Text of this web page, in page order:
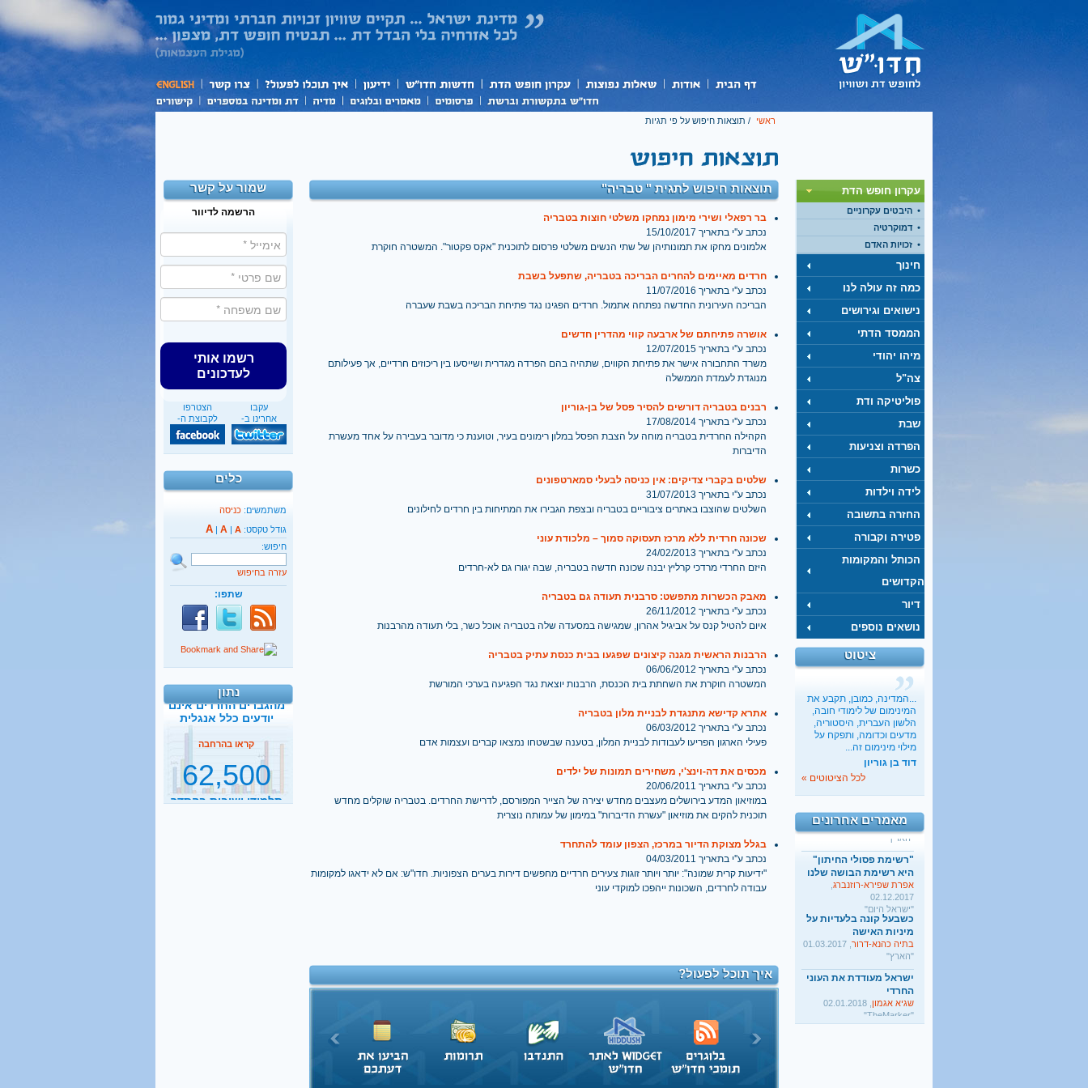
ראשי / תוצאות חיפוש על פי תגיות
שמור על קשר
הרשמה לדיוור
רשמו אותי
לעדכונים
הצטרפו
לקבוצת ה-
עקבו
אחרינו ב-
כלים
משתמשים: כניסה
גודל טקסט:
A | A | A
חיפוש:
עזרה בחיפוש
שתפו:
נתון
40%
מהגברים החרדים אינם
יודעים כלל אנגלית
קראו בהרחבה
62,500
תלמידי ישיבות בהסדר
דחיית השירות
קראו בהרחבה
עקרון חופש הדת
היבטים עקרוניים
דמוקרטיה
זכויות האדם
חינוך
כמה זה עולה לנו
נישואים וגירושים
הממסד הדתי
מיהו יהודי
צה"ל
פוליטיקה ודת
שבת
הפרדה וצניעות
כשרות
לידה וילדות
החזרה בתשובה
פטירה וקבורה
הכותל והמקומות
הקדושים
דיור
נושאים נוספים
ציטוט
...המדינה, כמובן, תקבע את
המינימום של לימודי חובה,
הלשון העברית, היסטוריה,
מדעים וכדומה, ותפקח על
מילוי מינימום זה...
דוד בן גוריון
לכל הציטוטים »
מאמרים אחרונים
כשבעל קונה בלעדיות על
מיניות האישה
בתיה כהנא-דרור
"הארץ"
ישראל מעודדת את העוני
החרדי
שגיא אגמון, 02.01.2018
"TheMarker"
הבא מאבק דת
גלעד קריב, 09.01.2018
"הארץ"
"רשימת פסולי החיתון"
היא רשימת הבושה שלנו
אפרת שפירא-רוזנברג,
02.12.2017
"ישראל היום"
כשבעל קונה בלעדיות על
מיניות האישה
בתיה כהנא-דרור
"הארץ"
ישראל מעודדת את העוני
החרדי
שגיא אגמון
"TheMarker"
היו שלום מרכולים. ברוך
תוצאות חיפוש לתגית " טבריה"
בר רפאלי ושירי מימון נמחקו משלטי חוצות בטבריה
נכתב ע''י בתאריך 15/10/2017
אלמונים מחקו את תמונותיהן של שתי הנשים משלטי פרסום לתוכנית "אקס פקטור". המשטרה חוקרת
חרדים מאיימים להחרים הבריכה בטבריה, שתפעל בשבת
נכתב ע''י בתאריך 11/07/2016
הבריכה העירונית החדשה נפתחה אתמול. חרדים הפגינו נגד פתיחת הבריכה בשבת שעברה
אושרה פתיחתם של ארבעה קווי מהדרין חדשים
נכתב ע''י בתאריך 12/07/2015
משרד התחבורה אישר את פתיחת הקווים, שתהיה בהם הפרדה מגדרית ושייסעו בין ריכוזים חרדיים, אך פעילותם
מנוגדת לעמדת הממשלה
רבנים בטבריה דורשים להסיר פסל של בן-גוריון
נכתב ע''י בתאריך 17/08/2014
הקהילה החרדית בטבריה מוחה על הצבת הפסל במלון רימונים בעיר, וטוענת כי מדובר בעבירה על אחד מעשרת
הדיברות
שלטים בקברי צדיקים: אין כניסה לבעלי סמארטפונים
נכתב ע''י בתאריך 31/07/2013
השלטים שהוצבו באתרים ציבוריים בטבריה ובצפת הגבירו את המתיחות בין חרדים לחילונים
שכונה חרדית ללא מרכז תעסוקה סמוך – מלכודת עוני
נכתב ע''י בתאריך 24/02/2013
היזם החרדי מרדכי קרליץ יבנה שכונה חדשה בטבריה, שבה יגורו גם לא-חרדים
מאבק הכשרות מתפשט: סרבנית תעודה גם בטבריה
נכתב ע''י בתאריך 26/11/2012
איום להטיל קנס על אביגיל אהרון, שמגישה במסעדה שלה בטבריה אוכל כשר, בלי תעודה מהרבנות
הרבנות הראשית מגנה קיצונים שפגעו בבית כנסת עתיק בטבריה
נכתב ע''י בתאריך 06/06/2012
המשטרה חוקרת את השחתת בית הכנסת, הרבנות יוצאת נגד הפגיעה בערכי המורשת
אתרא קדישא מתנגדת לבניית מלון בטבריה
נכתב ע''י בתאריך 06/03/2012
פעילי הארגון הפריעו לעבודות לבניית המלון, בטענה שבשטחו נמצאו קברים ועצמות אדם
מכסים את דה-וינצ'י, משחירים תמונות של ילדים
נכתב ע''י בתאריך 20/06/2011
במוזיאון המדע בירושלים מעצבים מחדש יצירה של הצייר המפורסם, לדרישת החרדים. בטבריה שוקלים מחדש
תוכנית להקים את מוזיאון "עשרת הדיברות" במימון של עמותה נוצרית
בגלל מצוקת הדיור במרכז, הצפון עומד להתחרד
נכתב ע''י בתאריך 04/03/2011
"ידיעות קרית שמונה": יותר ויותר זוגות צעירים חרדיים מחפשים דירות בערים הצפוניות. חדו"ש: אם לא ידאגו למקומות
עבודה לחרדים, השכונות ייהפכו למוקדי עוני
איך תוכל לפעול?